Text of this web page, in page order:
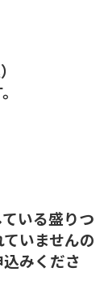
いる盛りつ
いませんの
みくださ